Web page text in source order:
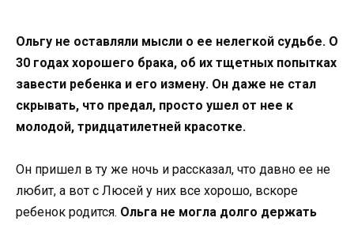
Ольгу не оставляли мысли о ее нелегкой судьбе. О
30 годах хорошего брака, об их тщетных попытках
завести ребенка и его измену. Он даже не стал
скрывать, что предал, просто ушел от нее к
молодой, тридцатилетней красотке.
Он пришел в ту же ночь и рассказал, что давно ее не
любит, а вот с Люсей у них все хорошо, вскоре
ребенок родится. Ольга не могла долго держать